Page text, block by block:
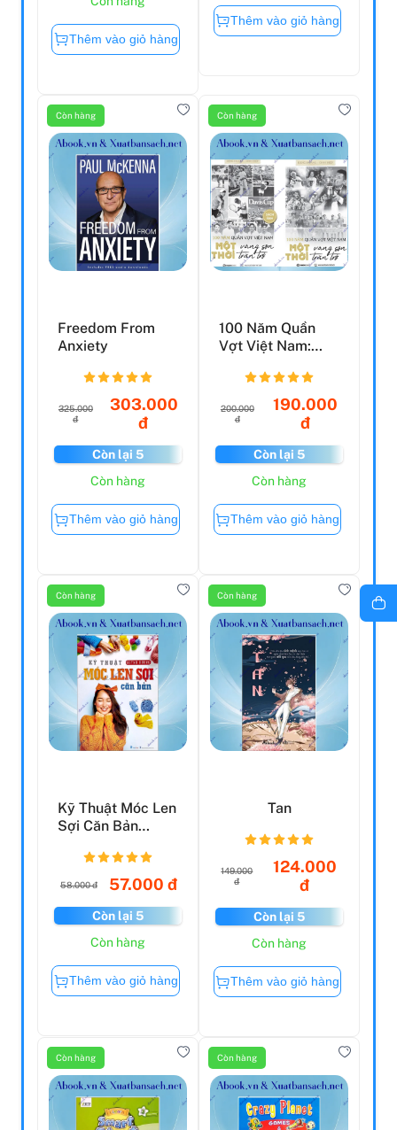
Thêm vào giỏ hàng
Thêm vào giỏ hàng
Còn hàng
Freedom From
Anxiety
325.000
đ
303.000
đ
Còn lại 5
Còn hàng
Thêm vào giỏ hàng
Còn hàng
100 Năm Quần
Vợt Việt Nam:
Son, Một ...
200.000
đ
190.000
đ
Còn lại 5
Còn hàng
Thêm vào giỏ hàng
Còn hàng
Kỹ Thuật Móc Len
Sợi Căn Bản
58.000 đ 57.000 đ
Còn lại 5
Còn hàng
Thêm vào giỏ hàng
Còn hàng
Tan
149.000
đ
124.000
đ
Còn lại 5
Còn hàng
Thêm vào giỏ hàng
Còn hàng Còn hàng